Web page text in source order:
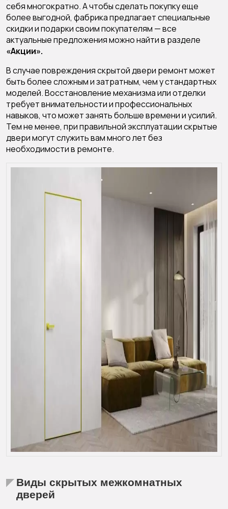
себя многократно. А чтобы сделать покупку еще
более выгодной, фабрика предлагает специальные
скидки и подарки своим покупателям — все
актуальные предложения можно найти в разделе
«Акции».
В случае повреждения скрытой двери ремонт может
быть более сложным и затратным, чем у стандартных
моделей. Восстановление механизма или отделки
требует внимательности и профессиональных
навыков, что может занять больше времени и усилий.
Тем не менее, при правильной эксплуатации скрытые
двери могут служить вам много лет без
необходимости в ремонте.
Виды скрытых межкомнатных
дверей